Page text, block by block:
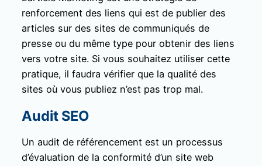
renforcement des liens qui est de publier des
articles sur des sites de communiqués de
presse ou du même type pour obtenir des liens
vers votre site. Si vous souhaitez utiliser cette
pratique, il faudra vérifier que la qualité des
sites où vous publiez n’est pas trop mal.
Audit SEO
Un audit de référencement est un processus
d’évaluation de la conformité d’un site web